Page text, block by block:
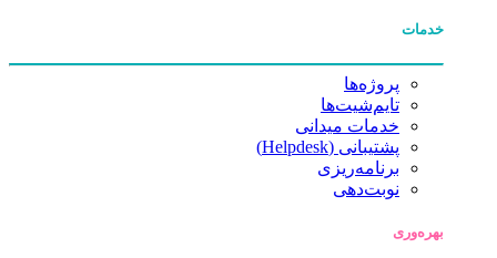
خدمات
پروژه‌ها
تایم‌شیت‌ها
خدمات میدانی
پشتیبانی (Helpdesk)
برنامه‌ریزی
نوبت‌دهی
بهره‌وری